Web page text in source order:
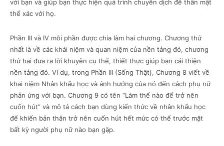
với bạn và giúp bạn thực hiện quá trình chuyển dịch để thân mật
thể xác với họ.
Phần III và IV mỗi phần được chia làm hai chương. Chương thứ
nhất là về các khái niệm và quan niệm của nền tảng đó, chương
thứ hai đưa ra lời khuyên cụ thể, thiết thực giúp bạn cải thiện
nền tảng đó. Ví dụ, trong Phần III (Sống Thật), Chương 8 viết về
khai niệm Nhân khẩu học và ảnh hưởng của nó đến cách phụ nữ
phản ứng với bạn. Chương 9 có tên “Làm thế nào để trở nên
cuốn hút” và mô tả cách bạn dùng kiến thức về nhân khẩu học
để khiến bản thân trở nên cuốn hút hết mức có thể trước mặt
bất kỳ người phụ nữ nào bạn gặp.